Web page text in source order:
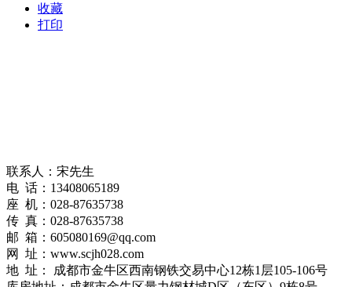
收藏
打印
联系人：宋先生
电 话：13408065189
座 机：028-87635738
传 真：028-87635738
邮 箱：605080169@qq.com
网 址：www.scjh028.com
地 址： 成都市金牛区西南钢铁交易中心12栋1层105-106号